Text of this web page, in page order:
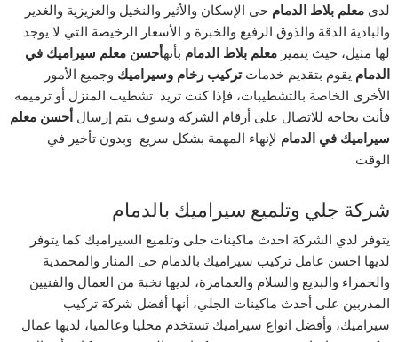
لدىمعلم بلاط الدمام حى الإسكان والأثير والنخيل والعزيزية والغدير
والبادية الدقة والذوق الرفيع والخبرة و الأسعار الرخيصة التي لا يوجد
لها مثيل، حيث يتميزمعلم بلاط الدمام بأنهأحسن معلم سيراميك في
الدمام يقوم بتقديم خدماتتركيب رخام وسيراميك وجميع الأمور
الأخرى الخاصة بالتشطيبات، فإذا كنت تريد تشطيب المنزل أو ترميمه
فأنت بحاجه للاتصال على أرقام الشركة وسوف يتم إرسالأحسن معلم
سيراميك في الدمام لإنهاء المهمة بشكل سريع وبدون تأخير في
الوقت.
شركة جلي وتلميع سيراميك بالدمام
يتوفر لدي الشركة احدث ماكينات جلى وتلميع السيراميك كما يتوفر
لديها احسن عامل تركيب سيراميك بالدمام حى المنار والمحمدية
والحمراء والبديع والسلام والعمامرة، لديها نخبة من العمال والفنيين
المدربين على أحدث ماكينات الجلي، أنها أفضل شركة تركيب
سيراميك، وأفضل انواع سيراميك تستخدم محليا وعالميا، لديها عمال